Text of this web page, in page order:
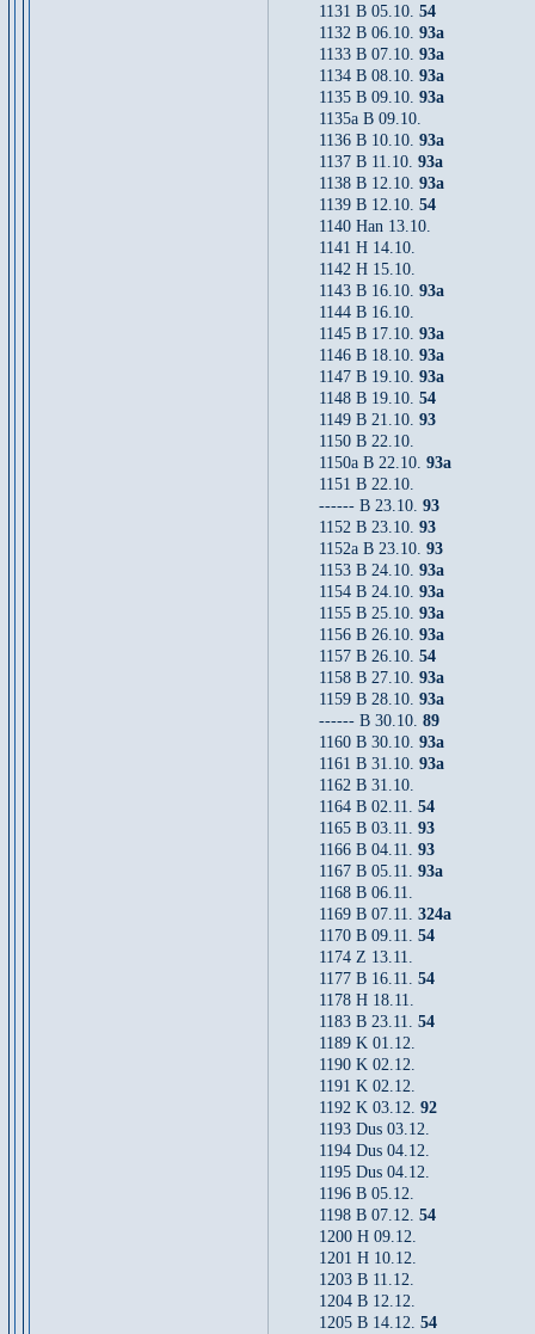
1131 B 05.10. 54
1132 B 06.10. 93a
1133 B 07.10. 93a
1134 B 08.10. 93a
1135 B 09.10. 93a
1135a B 09.10.
1136 B 10.10. 93a
1137 B 11.10. 93a
1138 B 12.10. 93a
1139 B 12.10. 54
1140 Han 13.10.
1141 H 14.10.
1142 H 15.10.
1143 B 16.10. 93a
1144 B 16.10.
1145 B 17.10. 93a
1146 B 18.10. 93a
1147 B 19.10. 93a
1148 B 19.10. 54
1149 B 21.10. 93
1150 B 22.10.
1150a B 22.10. 93a
1151 B 22.10.
------ B 23.10. 93
1152 B 23.10. 93
1152a B 23.10. 93
1153 B 24.10. 93a
1154 B 24.10. 93a
1155 B 25.10. 93a
1156 B 26.10. 93a
1157 B 26.10. 54
1158 B 27.10. 93a
1159 B 28.10. 93a
------ B 30.10. 89
1160 B 30.10. 93a
1161 B 31.10. 93a
1162 B 31.10.
1164 B 02.11. 54
1165 B 03.11. 93
1166 B 04.11. 93
1167 B 05.11. 93a
1168 B 06.11.
1169 B 07.11. 324a
1170 B 09.11. 54
1174 Z 13.11.
1177 B 16.11. 54
1178 H 18.11.
1183 B 23.11. 54
1189 K 01.12.
1190 K 02.12.
1191 K 02.12.
1192 K 03.12. 92
1193 Dus 03.12.
1194 Dus 04.12.
1195 Dus 04.12.
1196 B 05.12.
1198 B 07.12. 54
1200 H 09.12.
1201 H 10.12.
1203 B 11.12.
1204 B 12.12.
1205 B 14.12. 54